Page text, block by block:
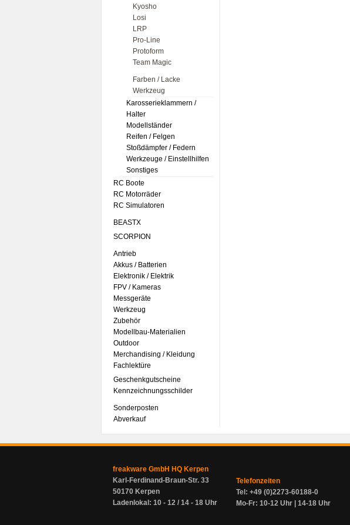
Kyosho
Losi
LRP
Pro-Line
Protoform
Team Magic
Farben / Lacke
Werkzeug
Karosserieklammern /
Halter
Modellständer
Reifen / Felgen
Stoßdämpfer / Federn
Werkzeuge / Einstellhilfen
Sonstiges
RC Boote
RC Motorräder
RC Simulatoren
BEASTX
SCORPION
Antrieb
Akkus / Batterien
Elektronik / Elektrik
FPV / Kameras
Messgeräte
Werkzeug
Zubehör
Modellbau-Materialien
Outdoor
Merchandising / Kleidung
Fachlektüre
Geschenkgutscheine
Kennzeichnungsschilder
Sonderposten
Abverkauf
freakware GmbH HQ Kerpen
Karl-Ferdinand-Braun-Str. 33
50170 Kerpen
Ladenlokal: 10 - 12 / 14 - 18 Uhr
Telefonzeiten
Tel: +49 (0)2273-60188-0
Mo-Fr: 10-12 Uhr | 14-18 Uhr